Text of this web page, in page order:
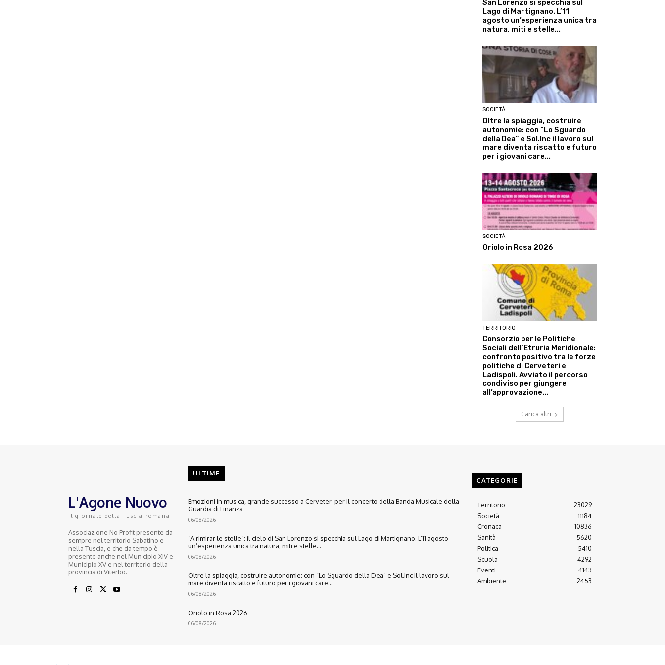
San Lorenzo si specchia sul
Lago di Martignano. L’11
agosto un’esperienza unica tra
natura, miti e stelle...
SOCIETÀ
Oltre la spiaggia, costruire
autonomie: con “Lo Sguardo
della Dea” e Sol.Inc il lavoro sul
mare diventa riscatto e futuro
per i giovani care...
SOCIETÀ
Oriolo in Rosa 2026
TERRITORIO
Consorzio per le Politiche
Sociali dell’Etruria Meridionale:
confronto positivo tra le forze
politiche di Cerveteri e
Ladispoli. Avviato il percorso
condiviso per giungere
all’approvazione...
Carica altri
L'Agone Nuovo
Il giornale della Tuscia romana
Associazione No Profit presente da
sempre nel territorio Sabatino e
nella Tuscia, e che da tempo è
presente anche nel Municipio XIV e
Municipio XV e nel territorio della
provincia di Viterbo.
ULTIME
Emozioni in musica, grande successo a Cerveteri per il concerto della Banda Musicale della
Guardia di Finanza
06/08/2026
“A rimirar le stelle”: il cielo di San Lorenzo si specchia sul Lago di Martignano. L’11 agosto
un’esperienza unica tra natura, miti e stelle...
06/08/2026
Oltre la spiaggia, costruire autonomie: con “Lo Sguardo della Dea” e Sol.Inc il lavoro sul
mare diventa riscatto e futuro per i giovani care...
06/08/2026
Oriolo in Rosa 2026
06/08/2026
CATEGORIE
Territorio
23029
Società
11184
Cronaca
10836
Sanità
5620
Politica
5410
Scuola
4292
Eventi
4143
Ambiente
2453